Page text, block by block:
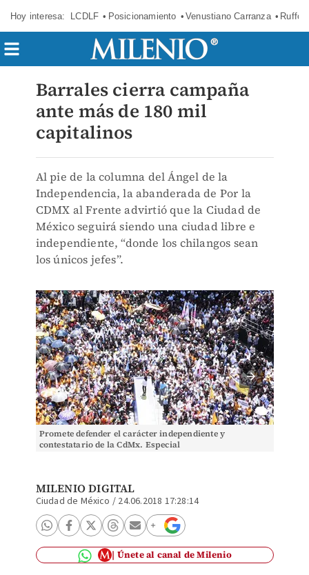
Hoy interesa: LCDLF Posicionamiento Venustiano Carranza Ruffo
Barrales cierra campaña
ante más de 180 mil
capitalinos
Al pie de la columna del Ángel de la
Independencia, la abanderada de Por la
CDMX al Frente advirtió que la Ciudad de
México seguirá siendo una ciudad libre e
independiente, “donde los chilangos sean
los únicos jefes”.
Promete defender el carácter independiente y
contestatario de la CdMx. Especial
MILENIO DIGITAL
Ciudad de México / 24.06.2018 17:28:14
Únete al canal de Milenio